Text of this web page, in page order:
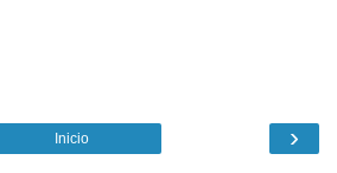
›
Inicio